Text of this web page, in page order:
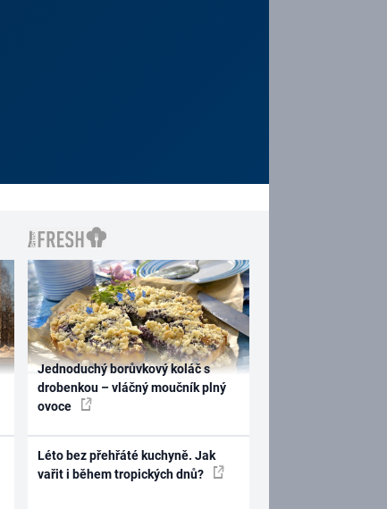
Jednoduchý borůvkový koláč s
drobenkou – vláčný moučník plný
ovoce
Léto bez přehřáté kuchyně. Jak
vařit i během tropických dnů?